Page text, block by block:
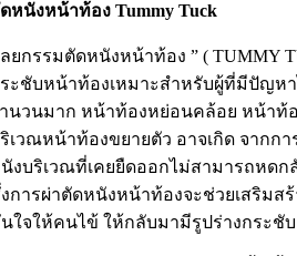
หนังหน้าท้อง Tummy Tuck
ยกรรมตัดหนังหน้าท้อง ” ( TUMMY
ะชับหน้าท้องเหมาะสำหรับผู้ที่มีปัญห
นวนมาก หน้าท้องหย่อนคล้อย หน้าท้
เวณหน้าท้องขยายตัว อาจเกิด จากก
งบริเวณที่เคยยืดออกไม่สามารถหดก
การผ่าตัดหนังหน้าท้องจะช่วยเสริม
ใจให้คนไข้ ให้กลับมามีรูปร่างกระชั